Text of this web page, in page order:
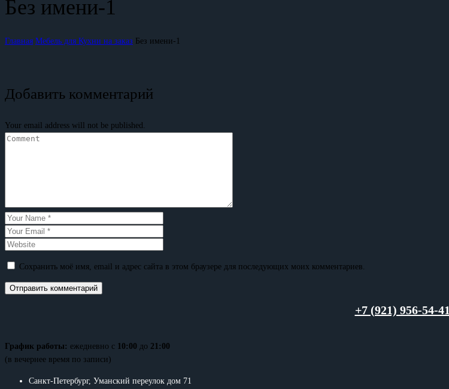
Без имени-1
Главная Мебель для Кухни на заказ Без имени-1
Добавить комментарий
Your email address will not be published.
Сохранить моё имя, email и адрес сайта в этом браузере для последующих моих комментариев.
+7 (921) 956-54-41
График работы: ежедневно с 10:00 до 21:00
(в вечернее время по записи)
Санкт-Петербург, Уманский переулок дом 71